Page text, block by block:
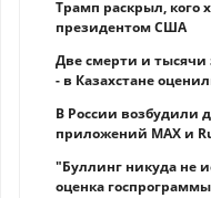
Трамп раскрыл, кого
президентом США
Две смерти и
- в Казахстане
В России возбудили
приложений MAX и
"Буллинг никуда не
оценка